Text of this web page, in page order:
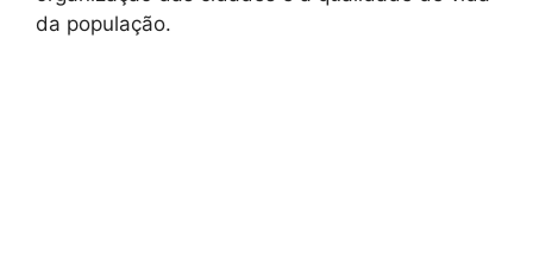
da população.